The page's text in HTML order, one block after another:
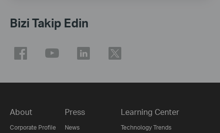
Bizi Takip Edin
About
Corporate Profile
Press
News
Learning Center
Technology Trends